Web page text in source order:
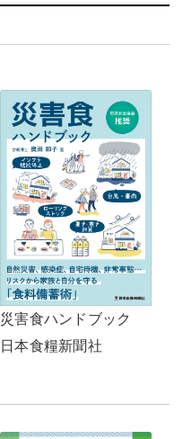
災害食ハンドブック
日本食糧新聞社